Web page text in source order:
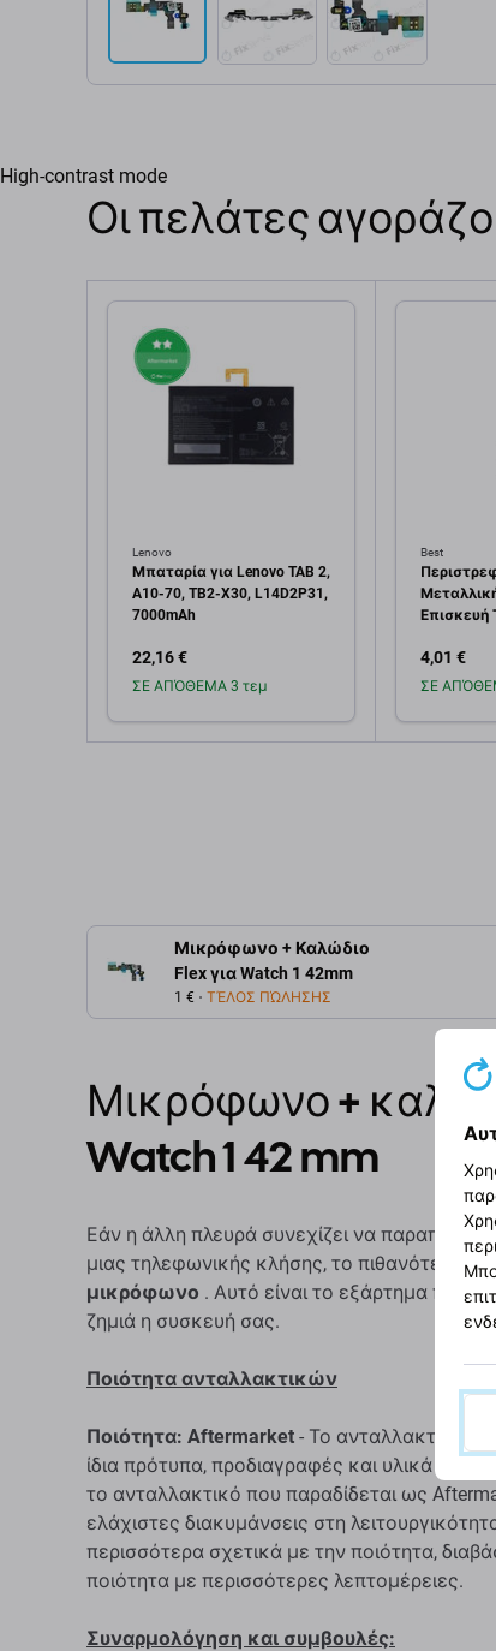
High-contrast mode
Οι πελάτες
Lenovo
Μπαταρία για Lenovo TAB 2,
A10-70, TB2-X30, L14D2P31,
7000mAh
22,16 €
ΣΕ ΑΠΌΘΕΜΑ 3 τεμ
Best
4,01 €
ΣΕ
Μικρόφωνο + Καλώδιο
Flex για Watch 1 42mm
1 € ΤΈΛΟΣ ΠΏΛΗΣΗΣ
Μικρόφωνο +
Watch 1 42 mm
Εάν η άλλη πλευρά συνεχίζει να
μιας τηλεφωνικής κλήσης, το πιθανότερο
μικρόφωνο . Αυτό είναι το εξάρτημα που
ζημιά η συσκευή σας.
Ποιότητα ανταλλακτικών
Ποιότητα: Aftermarket - Το ανταλλακτικό
ίδια πρότυπα, προδιαγραφές και υλικά με
το ανταλλακτικό που παραδίδεται ως
ελάχιστες διακυμάνσεις στη
περισσότερα σχετικά με την ποιότητα,
ποιότητα με περισσότερες λεπτομέρειες.
Συναρμολόγηση και συμβουλές: